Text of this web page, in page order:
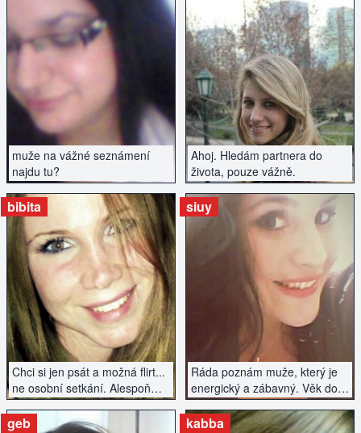
muže na vážné seznámení
najdu tu?
ZOBRAZIT INZERÁT
Ahoj. Hledám partnera do
života, pouze vážně.
ZOBRAZIT INZERÁT
Chci si jen psát a možná flirt...
ne osobní setkání. Alespoň
tedy prozatím - jsem zadaná,
ale nespokojená...
bibita
ZOBRAZIT INZERÁT
Ráda poznám muže, který je
energický a zábavný. Věk do
50 let.
siuy
ZOBRAZIT INZERÁT
geb kabba